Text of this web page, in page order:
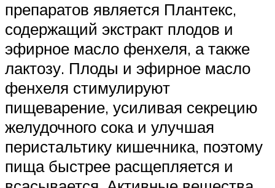
препаратов является Плантекс,
содержащий экстракт плодов и
эфирное масло фенхеля, а также
лактозу. Плоды и эфирное масло
фенхеля стимулируют
пищеварение, усиливая секрецию
желудочного сока и улучшая
перистальтику кишечника, поэтому
пища быстрее расщепляется и